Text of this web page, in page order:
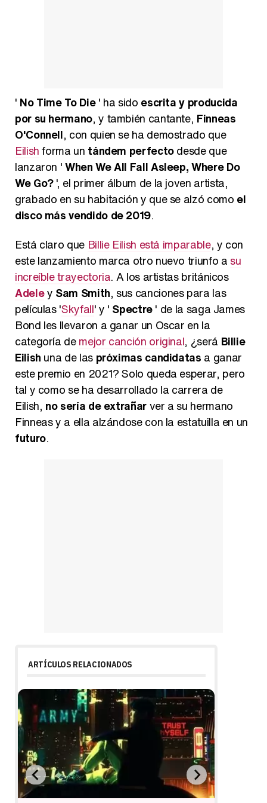
' No Time To Die' ha sido escrita y producida
por su hermano, y también cantante, Finneas
O'Connell, con quien se ha demostrado que
Eilishforma un tándem perfectodesde que
lanzaron 'When We All Fall Asleep, Where Do
We Go?', el primer álbum de la joven artista,
grabado en su habitación y que se alzó como el
disco más vendido de 2019.
Está claro que Billie Eilish está imparable, y con
este lanzamiento marca otro nuevo triunfo a su
increíble trayectoria. A los artistas británicos
Adeley Sam Smith, sus canciones para las
películas 'Skyfall' y ' Spectre' de la saga James
Bond les llevaron a ganar un Oscar en la
categoría demejor canción original, ¿será Billie
Eilish una de las próximas candidatas a ganar
este premio en 2021? Solo queda esperar, pero
tal y como se ha desarrollado la carrera de
Eilish, no sería de extrañarver a su hermano
Finneas y a ella alzándose con la estatuilla en un
futuro.
ARTÍCULOS RELACIONADOS